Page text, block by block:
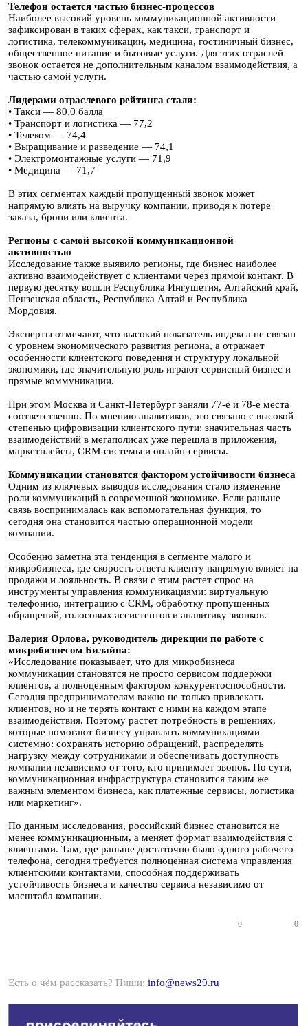
Телефон остается частью бизнес-процессов
Наиболее высокий уровень коммуникационной активности
зафиксирован в таких сферах, как такси, транспорт и
логистика, телекоммуникации, медицина, гостиничный бизнес,
общественное питание и бытовые услуги. Для этих отраслей
звонок остается не дополнительным каналом взаимодействия, а
частью самой услуги.
Лидерами отраслевого рейтинга стали:
• Такси — 80,0 балла
• Транспорт и логистика — 77,2
• Телеком — 74,4
• Выращивание и разведение — 74,1
• Электромонтажные услуги — 71,9
• Медицина — 71,7
В этих сегментах каждый пропущенный звонок может
напрямую влиять на выручку компании, приводя к потере
заказа, брони или клиента.
Регионы с самой высокой коммуникационной
активностью
Исследование также выявило регионы, где бизнес наиболее
активно взаимодействует с клиентами через прямой контакт. В
первую десятку вошли Республика Ингушетия, Алтайский край,
Пензенская область, Республика Алтай и Республика
Мордовия.
Эксперты отмечают, что высокий показатель индекса не связан
с уровнем экономического развития региона, а отражает
особенности клиентского поведения и структуру локальной
экономики, где значительную роль играют сервисный бизнес и
прямые коммуникации.
При этом Москва и Санкт-Петербург заняли 77-е и 78-е места
соответственно. По мнению аналитиков, это связано с высокой
степенью цифровизации клиентского пути: значительная часть
взаимодействий в мегаполисах уже перешла в приложения,
маркетплейсы, CRM-системы и онлайн-сервисы.
Коммуникации становятся фактором устойчивости бизнеса
Одним из ключевых выводов исследования стало изменение
роли коммуникаций в современной экономике. Если раньше
связь воспринималась как вспомогательная функция, то
сегодня она становится частью операционной модели
компании.
Особенно заметна эта тенденция в сегменте малого и
микробизнеса, где скорость ответа клиенту напрямую влияет на
продажи и лояльность. В связи с этим растет спрос на
инструменты управления коммуникациями: виртуальную
телефонию, интеграцию с CRM, обработку пропущенных
обращений, голосовых ассистентов и аналитику звонков.
Валерия Орлова, руководитель дирекции по работе с
микробизнесом Билайна:
«Исследование показывает, что для микробизнеса
коммуникации становятся не просто сервисом поддержки
клиентов, а полноценным фактором конкурентоспособности.
Сегодня предпринимателям важно не только привлекать
клиентов, но и не терять контакт с ними на каждом этапе
взаимодействия. Поэтому растет потребность в решениях,
которые помогают бизнесу управлять коммуникациями
системно: сохранять историю обращений, распределять
нагрузку между сотрудниками и обеспечивать доступность
компании независимо от того, кто принимает звонок. По сути,
коммуникационная инфраструктура становится таким же
важным элементом бизнеса, как платежные сервисы, логистика
или маркетинг».
По данным исследования, российский бизнес становится не
менее коммуникационным, а меняет формат взаимодействия с
клиентами. Там, где раньше достаточно было одного рабочего
телефона, сегодня требуется полноценная система управления
клиентскими контактами, способная поддерживать
устойчивость бизнеса и качество сервиса независимо от
масштаба компании.
0 0
Есть о чём рассказать? Пиши: info@news29.ru